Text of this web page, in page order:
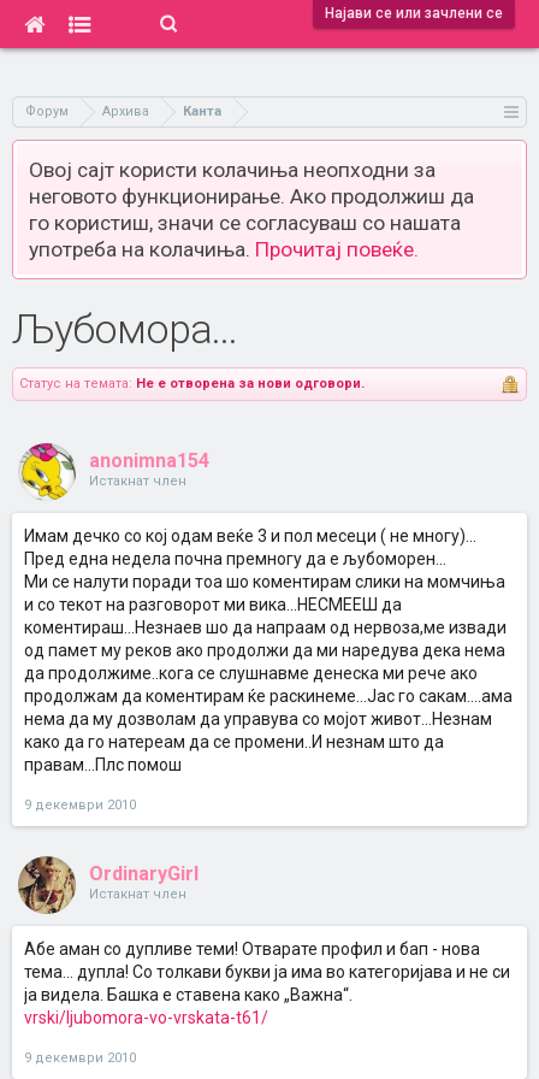
Најави се или зачлени се
Форум Архива Канта
Овој сајт користи колачиња неопходни за
неговото функционирање. Ако продолжиш да
го користиш, значи се согласуваш со нашата
употреба на колачиња. Прочитај повеќе.
Љубомора...
Статус на темата: Не е отворена за нови одговори.
anonimna154
Истакнат член
Имам дечко со кој одам веќе 3 и пол месеци ( не многу)...
Пред една недела почна премногу да е љубоморен...
Ми се налути поради тоа шо коментирам слики на момчиња
и со текот на разговорот ми вика...НЕСМЕЕШ да
коментираш...Незнаев шо да напраам од нервоза,ме извади
од памет му реков ако продолжи да ми наредува дека нема
да продолжиме..кога се слушнавме денеска ми рече ако
продолжам да коментирам ќе раскинеме...Јас го сакам....ама
нема да му дозволам да управува со мојот живот...Незнам
како да го натереам да се промени..И незнам што да
правам...Плс помош
9 декември 2010
OrdinaryGirl
Истакнат член
Абе аман со дупливе теми! Отварате профил и бап - нова
тема... дупла! Со толкави букви ја има во категоријава и не си
ја видела. Башка е ставена како „Важна“.
vrski/ljubomora-vo-vrskata-t61/
9 декември 2010